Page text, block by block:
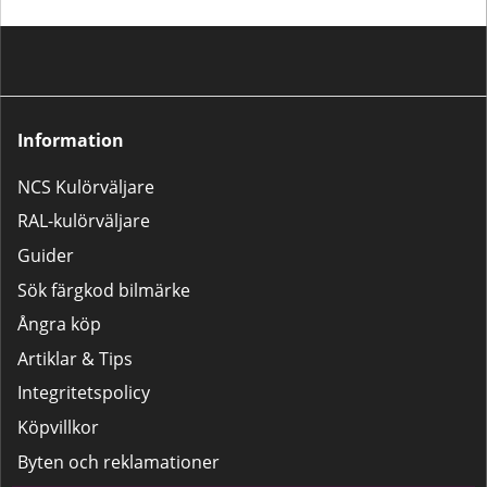
populära 2K-lackpaket:Lilla
Lackpaketet – För större
Information
NCS Kulörväljare
RAL-kulörväljare
Guider
Sök färgkod bilmärke
Ångra köp
Artiklar & Tips
Integritetspolicy
Köpvillkor
Byten och reklamationer